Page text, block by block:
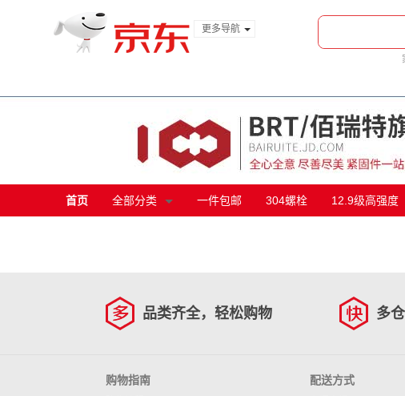
更多导航
首页 全部分类 一件包邮 304螺栓 12.9级高强度
品类齐全，轻松购物 多
购物指南 配送方式